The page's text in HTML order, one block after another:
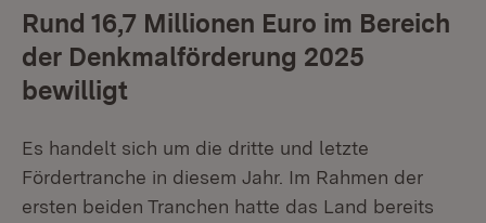
Rund 16,7 Millionen Euro im Bereich
der Denkmalförderung 2025
bewilligt
Es handelt sich um die dritte und letzte
Fördertranche in diesem Jahr. Im Rahmen der
ersten beiden Tranchen hatte das Land bereits